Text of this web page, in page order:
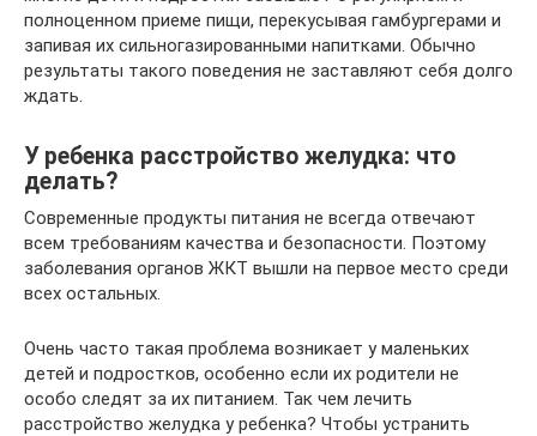
полноценном приеме пищи, перекусывая гамбургерами и
запивая их сильногазированными напитками. Обычно
результаты такого поведения не заставляют себя долго
ждать.
У ребенка расстройство желудка: что
делать?
Современные продукты питания не всегда отвечают
всем требованиям качества и безопасности. Поэтому
заболевания органов ЖКТ вышли на первое место среди
всех остальных.
Очень часто такая проблема возникает у маленьких
детей и подростков, особенно если их родители не
особо следят за их питанием. Так чем лечить
расстройство желудка у ребенка? Чтобы устранить